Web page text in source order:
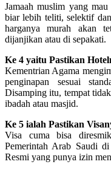
Jamaah muslim yang
biar lebih teliti, selektif
harganya murah akan
dijanjikan atau di sepakati.
Ke 4 yaitu Pastikan
Kementrian Agama
penginapan sesuai
Disamping itu, tempat
ibadah atau masjid.
Ke 5 ialah Pastikan
Visa cuma bisa
Pemerintah Arab Saudi
Resmi yang punya izin